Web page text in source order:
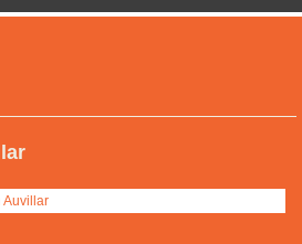
Auvillar